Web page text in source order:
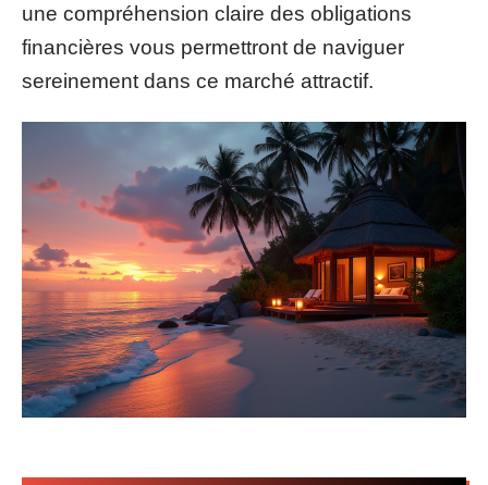
une compréhension claire des obligations
financières vous permettront de naviguer
sereinement dans ce marché attractif.